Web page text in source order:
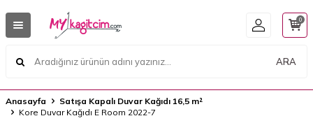
ARA
0
Anasayfa
Satışa Kapalı Duvar Kağıdı 16,5 m²
Kore Duvar Kağıdı E Room 2022-7